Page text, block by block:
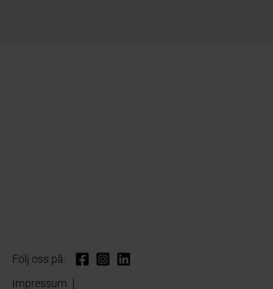
Följ oss på:
Impressum